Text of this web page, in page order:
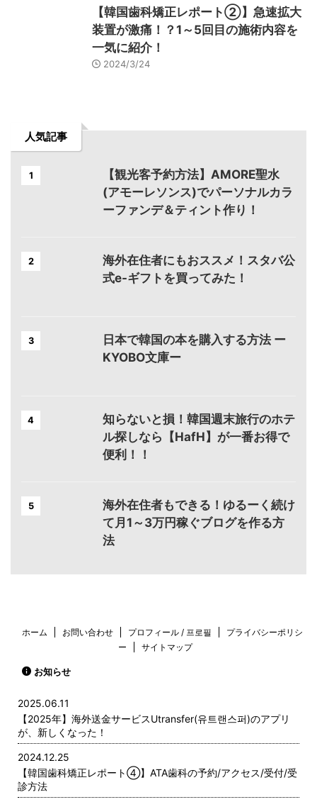
【韓国歯科矯正レポート➁】急速拡大
装置が激痛！？1～5回目の施術内容を
一気に紹介！
2024/3/24
人気記事
1
【観光客予約方法】AMORE聖水
(アモーレソンス)でパーソナルカラ
ーファンデ＆ティント作り！
2
海外在住者にもおススメ！スタバ公
式e-ギフトを買ってみた！
3
日本で韓国の本を購入する方法 ー
KYOBO文庫ー
4
知らないと損！韓国週末旅行のホテ
ル探しなら【HafH】が一番お得で
便利！！
5
海外在住者もできる！ゆるーく続け
て月1～3万円稼ぐブログを作る方
法
ホーム お問い合わせ プロフィール / 프로필
プライバシーポリシ
ー
サイトマップ
お知らせ
2025.06.11
【2025年】海外送金サービスUtransfer(유트랜스퍼)のアプリ
が、新しくなった！
2024.12.25
【韓国歯科矯正レポート➃】ATA歯科の予約/アクセス/受付/受
診方法